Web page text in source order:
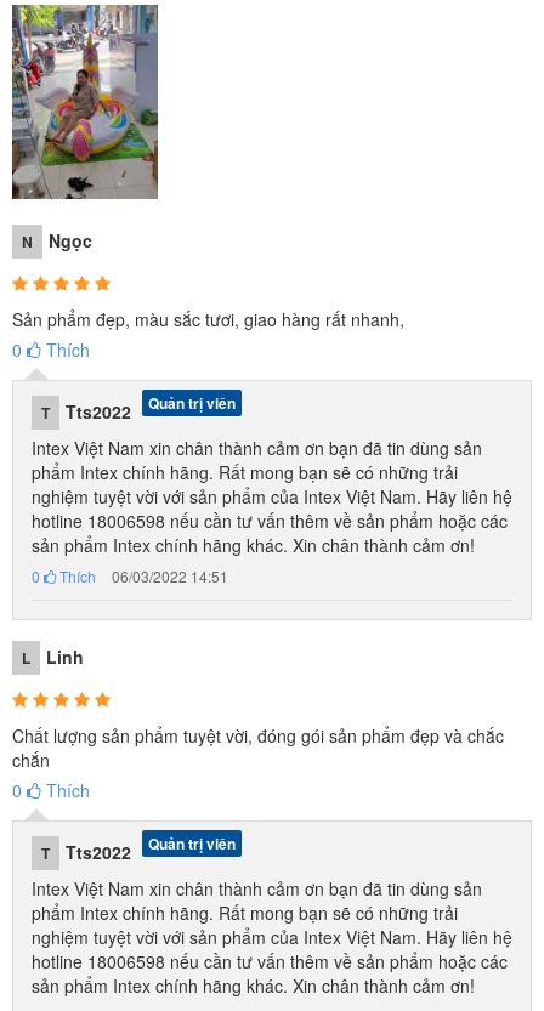
N Ngọc
Sản phẩm đẹp, màu sắc tươi, giao hàng rất nhanh,
0
Thích
T Tts2022 Quản trị viên
Intex Việt Nam xin chân thành cảm ơn bạn đã tin dùng sản
phẩm Intex chính hãng. Rất mong bạn sẽ có những trải
nghiệm tuyệt vời với sản phẩm của Intex Việt Nam. Hãy liên hệ
hotline 18006598 nếu cần tư vấn thêm về sản phẩm hoặc các
sản phẩm Intex chính hãng khác. Xin chân thành cảm ơn!
0 Thích 06/03/2022 14:51
L Linh
Chất lượng sản phẩm tuyệt vời, đóng gói sản phẩm đẹp và chắc
chắn
0
Thích
T Tts2022 Quản trị viên
Intex Việt Nam xin chân thành cảm ơn bạn đã tin dùng sản
phẩm Intex chính hãng. Rất mong bạn sẽ có những trải
nghiệm tuyệt vời với sản phẩm của Intex Việt Nam. Hãy liên hệ
hotline 18006598 nếu cần tư vấn thêm về sản phẩm hoặc các
sản phẩm Intex chính hãng khác. Xin chân thành cảm ơn!